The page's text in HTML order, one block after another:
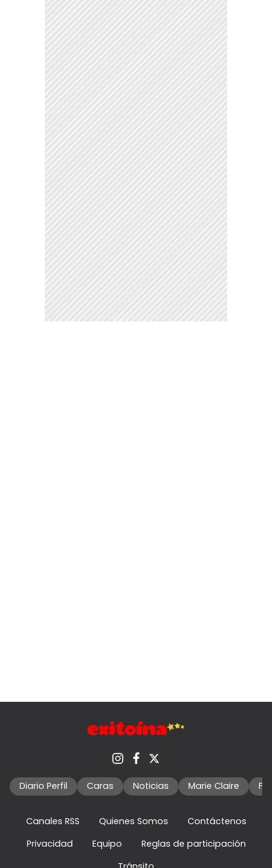
Diario Perfil Caras Noticias Marie Claire
Canales RSS Quienes Somos
Contáctenos
Privacidad
Equipo
Reglas de participación